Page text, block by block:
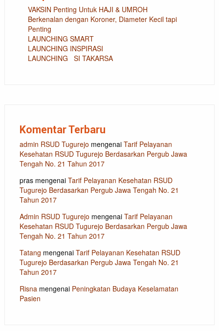
VAKSIN Penting Untuk HAJI & UMROH
Berkenalan dengan Koroner, Diameter Kecil tapi
Penting
LAUNCHING SMART
LAUNCHING INSPIRASI
LAUNCHING SI TAKARSA
Komentar Terbaru
admin RSUD Tugurejo mengenai Tarif Pelayanan
Kesehatan RSUD Tugurejo Berdasarkan Pergub Jawa
Tengah No. 21 Tahun 2017
prasmengenai Tarif Pelayanan Kesehatan RSUD
Tugurejo Berdasarkan Pergub Jawa Tengah No. 21
Tahun 2017
Admin RSUD Tugurejo mengenai Tarif Pelayanan
Kesehatan RSUD Tugurejo Berdasarkan Pergub Jawa
Tengah No. 21 Tahun 2017
Tatang mengenai Tarif Pelayanan Kesehatan RSUD
Tugurejo Berdasarkan Pergub Jawa Tengah No. 21
Tahun 2017
Risna mengenai Peningkatan Budaya Keselamatan
Pasien